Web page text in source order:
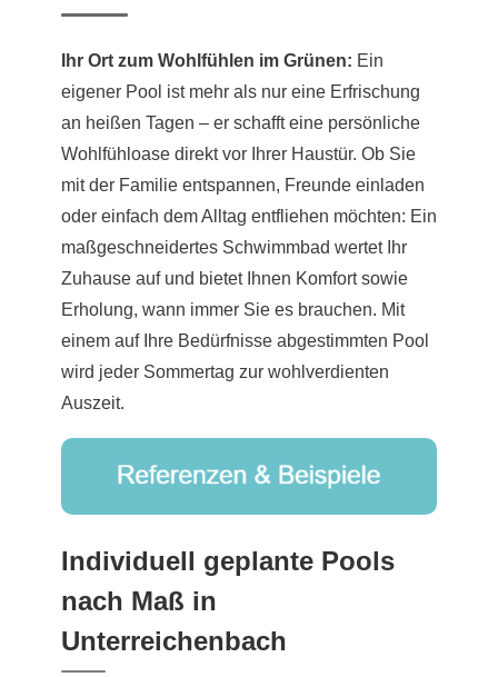
Ihr Ort zum Wohlfühlen im Grünen: Ein
eigener Pool ist mehr als nur eine Erfrischung
an heißen Tagen – er schafft eine persönliche
Wohlfühloase direkt vor Ihrer Haustür. Ob Sie
mit der Familie entspannen, Freunde einladen
oder einfach dem Alltag entfliehen möchten: Ein
maßgeschneidertes Schwimmbad wertet Ihr
Zuhause auf und bietet Ihnen Komfort sowie
Erholung, wann immer Sie es brauchen. Mit
einem auf Ihre Bedürfnisse abgestimmten Pool
wird jeder Sommertag zur wohlverdienten
Auszeit.
Individuell geplante Pools
nach Maß in
Unterreichenbach